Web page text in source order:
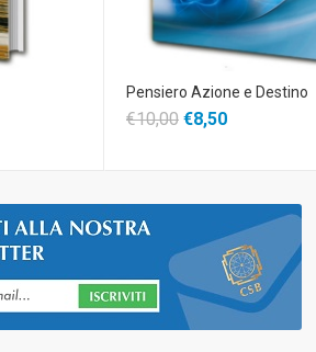
Pensiero Azione e Destino
€10,00 €8,50